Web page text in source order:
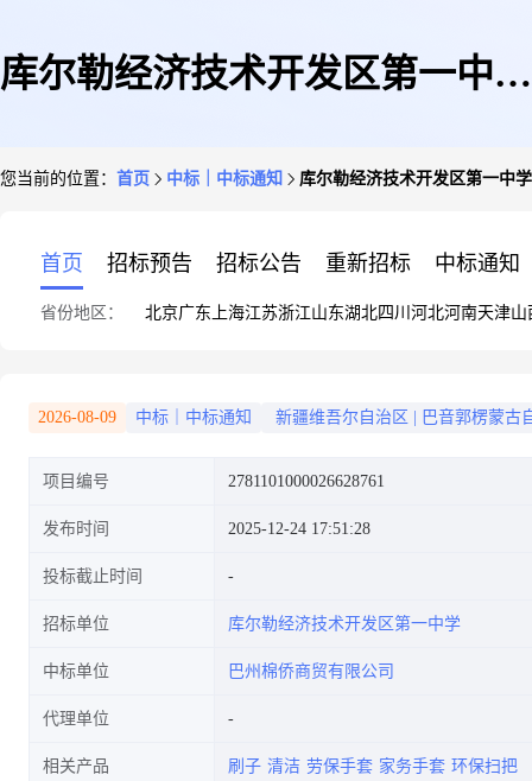
库尔勒经济技术开发区第一中学
您当前的位置： 首页 中标｜中标通知 库尔勒经济技术开发区第一中
首页 招标预告 招标公告 重新招标 中标通知
省份地区： 北京广东 上海江苏浙江山东湖北四川 河北河南天津山
2026-08-09 中标｜中标通知 新疆维吾尔自治区 巴音郭楞蒙古
项目编号 2781101000026628761
发布时间 2025-12-24 17:51:28
投标截止时间
招标单位 库尔勒经济技术开发区第一中学
中标单位 巴州棉侨商贸有限公司
代理单位
相关产品 刷子 清洁 劳保手套 家务手套 环保扫把